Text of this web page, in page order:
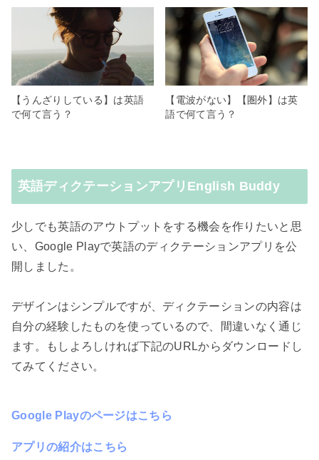
【うんざりしている】は英語
で何て言う？
【電波がない】【圏外】は英
語で何て言う？
英語ディクテーションアプリEnglish Buddy
少しでも英語のアウトプットをする機会を作りたいと思
い、Google Playで英語のディクテーションアプリを公
開しました。
デザインはシンプルですが、ディクテーションの内容は
自分の経験したものを使っているので、間違いなく通じ
ます。もしよろしければ下記のURLからダウンロードし
てみてください。
Google Playのページはこちら
アプリの紹介はこちら